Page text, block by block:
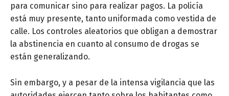
para comunicar sino para realizar pagos. La policía
está muy presente, tanto uniformada como vestida de
calle. Los controles aleatorios que obligan a demostrar
la abstinencia en cuanto al consumo de drogas se
están generalizando.
Sin embargo, y a pesar de la intensa vigilancia que las